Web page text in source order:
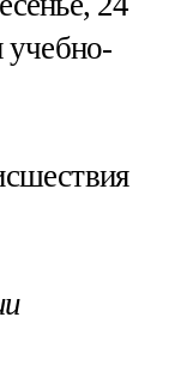
учебно-